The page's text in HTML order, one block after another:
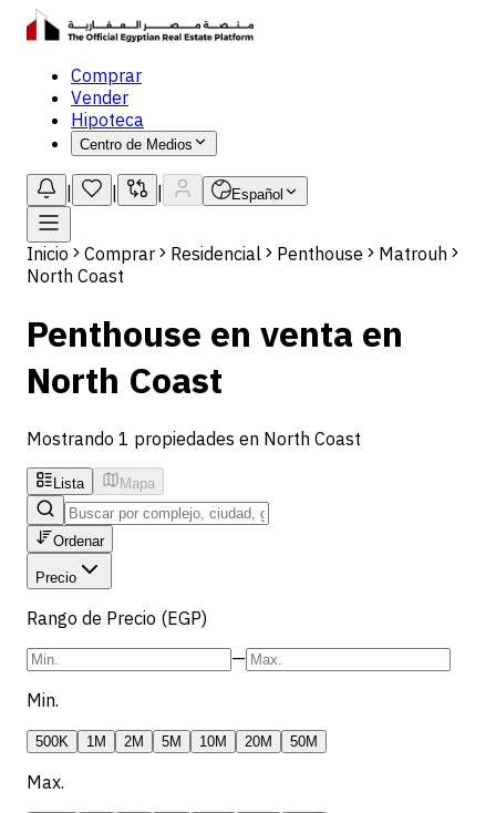
Comprar
Vender
Hipoteca
Centro de Medios
Español
Inicio Comprar Residencial Penthouse
Matrouh
North Coast
Penthouse en venta en
North Coast
Mostrando 1 propiedades en North Coast
Lista Mapa
Ordenar
Precio
Rango de Precio (EGP)
—
Min.
500K 1M 2M 5M 10M 20M 50M
Max.